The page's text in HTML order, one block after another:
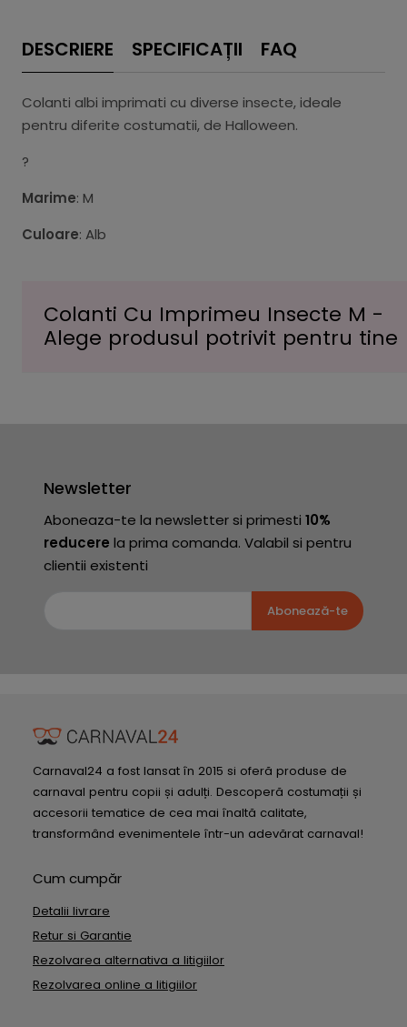
DESCRIERE SPECIFICAȚII FAQ
Colanti albi imprimati cu diverse insecte, ideale
pentru diferite costumatii, de Halloween.
?
Marime: M
Culoare: Alb
Colanti Cu Imprimeu Insecte M -
Alege produsul potrivit pentru tine
Newsletter
Aboneaza-te la newsletter si primesti 10%
reducere la prima comanda. Valabil si pentru
clientii existenti
Abonează-te
Carnaval24 a fost lansat în 2015 si oferă produse de
carnaval pentru copii și adulți. Descoperă costumații și
accesorii tematice de cea mai înaltă calitate,
transformând evenimentele într-un adevărat carnaval!
Cum cumpăr
Detalii livrare
Retur si Garantie
Rezolvarea alternativa a litigiilor
Rezolvarea online a litigiilor